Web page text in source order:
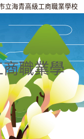
立海青高級工商職業學校
職業學